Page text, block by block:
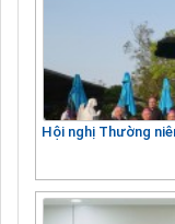
Hội nghị Thường